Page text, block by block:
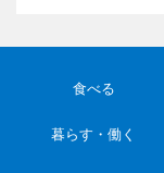
食べる
暮らす・働く